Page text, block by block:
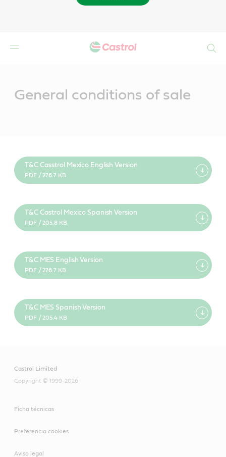
General conditions of sale
T&C Casstrol Mexico English Version
PDF / 276.7 KB
T&C Castrol Mexico Spanish Version
PDF / 205.8 KB
T&C MES English Version
PDF / 276.7 KB
T&C MES Spanish Version
PDF / 205.4 KB
Castrol Limited
Copyright © 1999-2026
Ficha técnicas
Preferencia cookies
Aviso legal